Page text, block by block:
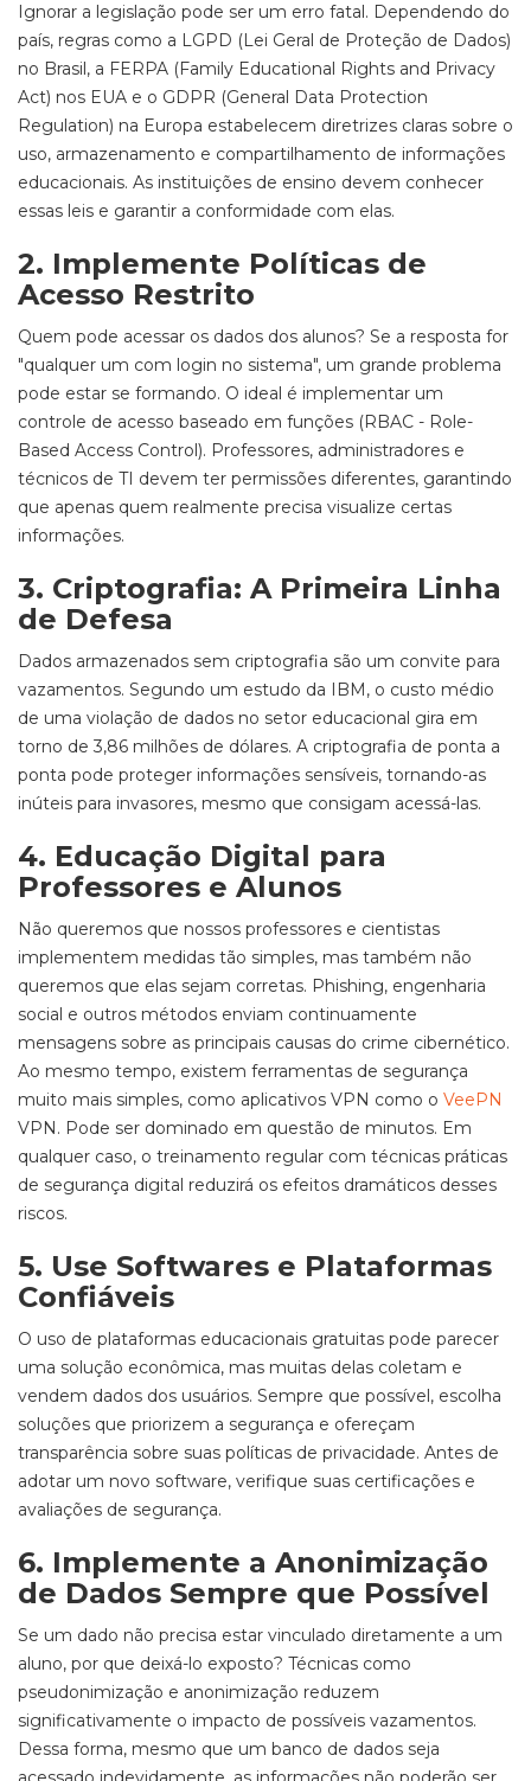
Ignorar a legislação pode ser um erro fatal. Dependendo do
país, regras como a LGPD (Lei Geral de Proteção de Dados)
no Brasil, a FERPA (Family Educational Rights and Privacy
Act) nos EUA e o GDPR (General Data Protection
Regulation) na Europa estabelecem diretrizes claras sobre o
uso, armazenamento e compartilhamento de informações
educacionais. As instituições de ensino devem conhecer
essas leis e garantir a conformidade com elas.
2. Implemente Políticas de
Acesso Restrito
Quem pode acessar os dados dos alunos? Se a resposta for
"qualquer um com login no sistema", um grande problema
pode estar se formando. O ideal é implementar um
controle de acesso baseado em funções (RBAC - Role-
Based Access Control). Professores, administradores e
técnicos de TI devem ter permissões diferentes, garantindo
que apenas quem realmente precisa visualize certas
informações.
3. Criptografia: A Primeira Linha
de Defesa
Dados armazenados sem criptografia são um convite para
vazamentos. Segundo um estudo da IBM, o custo médio
de uma violação de dados no setor educacional gira em
torno de 3,86 milhões de dólares. A criptografia de ponta a
ponta pode proteger informações sensíveis, tornando-as
inúteis para invasores, mesmo que consigam acessá-las.
4. Educação Digital para
Professores e Alunos
Não queremos que nossos professores e cientistas
implementem medidas tão simples, mas também não
queremos que elas sejam corretas. Phishing, engenharia
social e outros métodos enviam continuamente
mensagens sobre as principais causas do crime cibernético.
Ao mesmo tempo, existem ferramentas de segurança
muito mais simples, como aplicativos VPN como o VeePN
VPN. Pode ser dominado em questão de minutos. Em
qualquer caso, o treinamento regular com técnicas práticas
de segurança digital reduzirá os efeitos dramáticos desses
riscos.
5. Use Softwares e Plataformas
Confiáveis
O uso de plataformas educacionais gratuitas pode parecer
uma solução econômica, mas muitas delas coletam e
vendem dados dos usuários. Sempre que possível, escolha
soluções que priorizem a segurança e ofereçam
transparência sobre suas políticas de privacidade. Antes de
adotar um novo software, verifique suas certificações e
avaliações de segurança.
6. Implemente a Anonimização
de Dados Sempre que Possível
Se um dado não precisa estar vinculado diretamente a um
aluno, por que deixá-lo exposto? Técnicas como
pseudonimização e anonimização reduzem
significativamente o impacto de possíveis vazamentos.
Dessa forma, mesmo que um banco de dados seja